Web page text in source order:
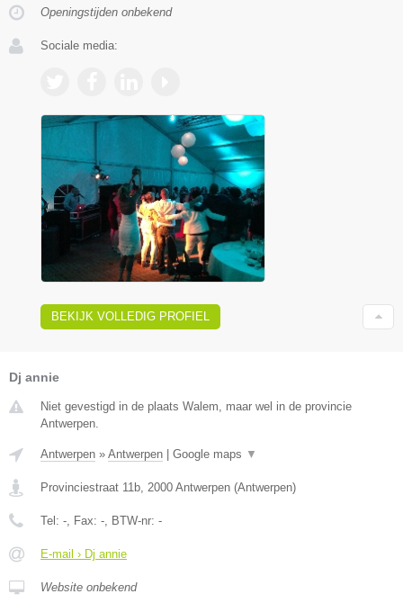
Openingstijden onbekend
Sociale media:
BEKIJK VOLLEDIG PROFIEL
Dj annie
Niet gevestigd in de plaats Walem, maar wel in de provincie
Antwerpen.
Antwerpen » Antwerpen Google maps ▼
Provinciestraat 11b, 2000 Antwerpen (Antwerpen)
Tel: -, Fax: -, BTW-nr: -
E-mail › Dj annie
Website onbekend